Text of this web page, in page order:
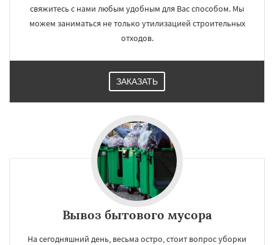
свяжитесь с нами любым удобным для Вас способом. Мы
можем заниматься не только утилизацией строительных
отходов.
ЗАКАЗАТЬ
Вывоз бытового мусора
На сегодняшний день, весьма остро, стоит вопрос уборки